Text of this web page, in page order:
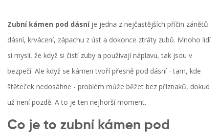
Zubní kámen pod dásníje jedna z nejčastějších příčin zánětů
dásní, krvácení, zápachu z úst a dokonce ztráty zubů. Mnoho lidí
si myslí, že když si čistí zuby a používají náplavu, tak jsou v
bezpečí. Ale když se kámen tvoří přesně pod dásní - tam, kde
štěteček nedosáhne - problém může běžet bez příznaků, dokud
už není pozdě. A to je ten nejhorší moment.
Co je to zubní kámen pod